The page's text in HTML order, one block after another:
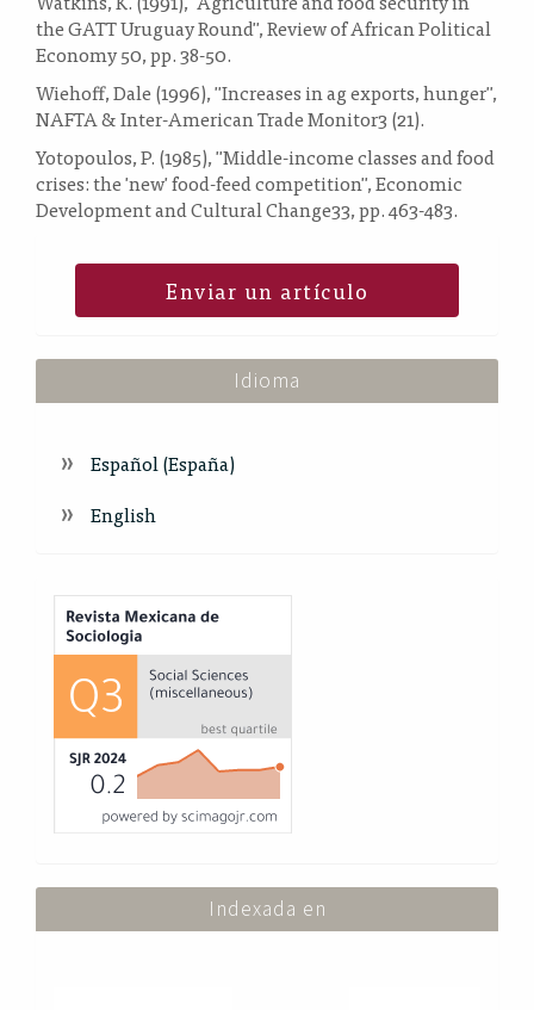
the GATT Uruguay Round", Review of African Political
Economy 50, pp. 38-50.
Wiehoff, Dale (1996), "Increases in ag exports, hunger",
NAFTA & Inter-American Trade Monitor3 (21).
Yotopoulos, P. (1985), "Middle-income classes and food
crises: the 'new' food-feed competition", Economic
Development and Cultural Change33, pp. 463-483.
Enviar un artículo
Idioma
Español (España)
English
Index
Indexada en